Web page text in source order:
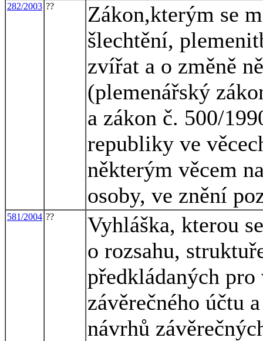
282/2003 ??
Zákon,kterým se
šlechtění,
zvířat a o změně
(plemenářský
a zákon č. 500/
republiky ve
některým věcem
osoby, ve znění
581/2004 ??
Vyhláška, kterou
o rozsahu,
předkládaných
závěrečného účtu
návrhů